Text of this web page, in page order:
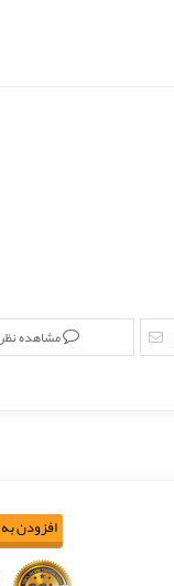
مشاهده
افزودن